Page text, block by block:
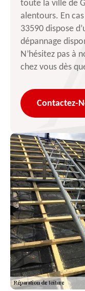
toute la ville de
alentours. En
33590 dispose
dépannage
N’hésitez pas à
chez vous dès
Contactez-